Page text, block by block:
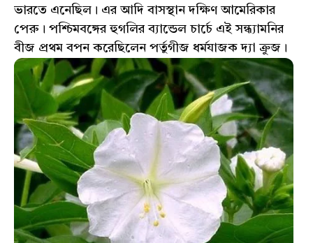
ভারতে এনেছিল। এর আদি বাসস্থান দক্ষিণ আমেরিকার
পেরু। পশ্চিমবঙ্গের হুগলির ব্যান্ডেল চার্চে এই সন্ধ্যামনির
বীজ প্রথম বপন করেছিলেন পর্তুগীজ ধর্মযাজক দ্যা ক্রুজ।